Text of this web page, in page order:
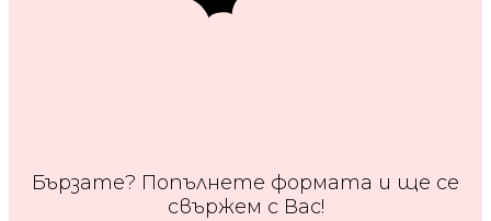
Бързате? Попълнете формата и ще се
свържем с Вас!